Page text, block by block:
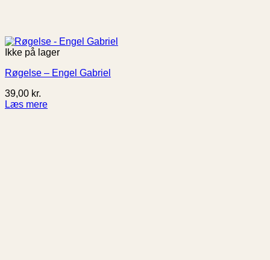
Ikke på lager
Røgelse – Engel Gabriel
39,00 kr.
Læs mere